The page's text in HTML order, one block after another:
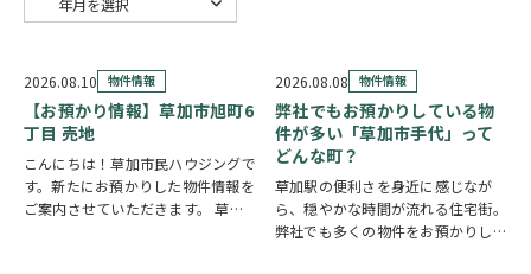
2026.08.10 物件情報
【お預かり情報】草加市旭町6
丁目 売地
こんにちは！草加市民ハウジングで
す。新たにお預かりした物件情報を
ご案内させていただきます。 草加
2026.08.08 物件情報
弊社でもお預かりしている物
件が多い「草加市手代」って
どんな町？
草加駅の便利さを身近に感じなが
ら、穏やかな時間が流れる住宅街。
弊社でも多くの物件をお預かりして